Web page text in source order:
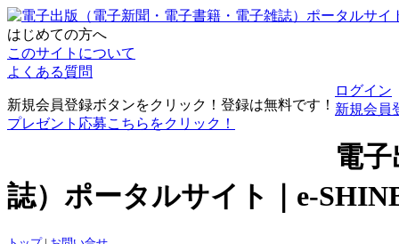
はじめての方へ
このサイトについて
よくある質問
新規会員登録ボタンをクリック！登録は無料です！
プレゼント応募こちらをクリック！
ログイン
新規会員
電
誌）ポータルサイト｜e-